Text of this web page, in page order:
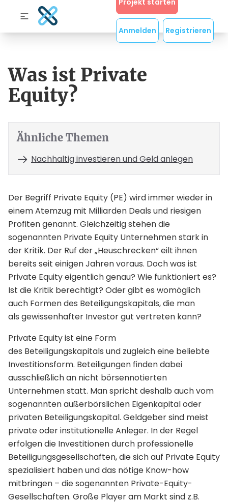
Projekt starten
Anmelden Registrieren
Was ist Private
Equity?
Ähnliche Themen
Nachhaltig investieren und Geld anlegen
Der Begriff Private Equity (PE) wird immer wieder in
einem Atemzug mit Milliarden Deals und riesigen
Profiten genannt. Gleichzeitig stehen die
sogenannten Private Equity Unternehmen stark in
der Kritik. Der Ruf der „Heuschrecken“ eilt ihnen
bereits seit einigen Jahren voraus. Doch was ist
Private Equity eigentlich genau? Wie funktioniert es?
Ist die Kritik berechtigt? Oder gibt es womöglich
auch Formen des Beteiligungskapitals, die man
als gewissenhafter Investor gut vertreten kann?
Private Equity ist eine Form
des Beteiligungskapitals und zugleich eine beliebte
Investitionsform. Beteiligungen finden dabei
ausschließlich an nicht börsennotierten
Unternehmen statt. Man spricht deshalb auch vom
sogenannten außerbörslichen Eigenkapital oder
privaten Beteiligungskapital. Geldgeber sind meist
private oder institutionelle Anleger. In der Regel
erfolgen die Investitionen durch professionelle
Beteiligungsgesellschaften, die sich auf Private Equity
spezialisiert haben und das nötige Know-how
mitbringen – die sogenannten Private-Equity-
Gesellschaften. Große Player am Markt sind z.B.